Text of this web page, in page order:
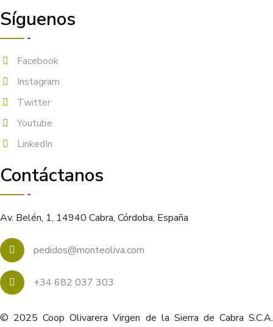
Síguenos
Facebook
Instagram
Twitter
Youtube
LinkedIn
Contáctanos
Av. Belén, 1, 14940 Cabra, Córdoba, España
pedidos@monteoliva.com
+34 682 037 303
© 2025 Coop Olivarera Virgen de la Sierra de Cabra S.C.A.